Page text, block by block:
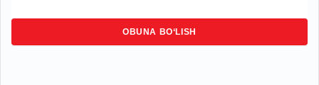
OBUNA BO‘LISH